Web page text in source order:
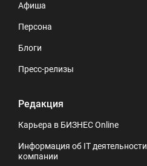
Афиша
Персона
Блоги
Пресс-релизы
Редакция
Карьера в БИЗНЕС Online
Информация об IT деятельности
компании